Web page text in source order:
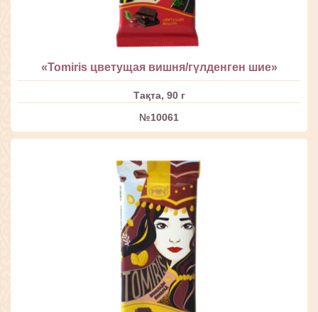
«Tomiris цветущая вишня/гүлденген шие»
Тақта, 90 г
№10061